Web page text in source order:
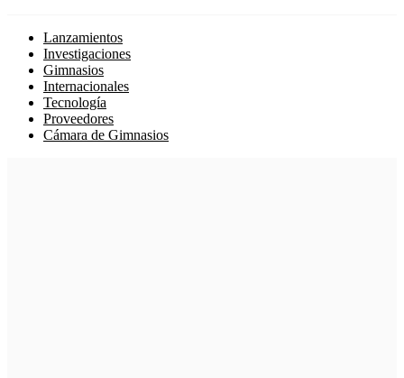
Lanzamientos
Investigaciones
Gimnasios
Internacionales
Tecnología
Proveedores
Cámara de Gimnasios